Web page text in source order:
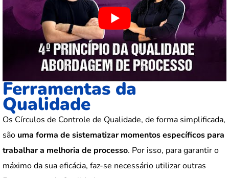
Ferramentas da
Qualidade
Os Círculos de Controle de Qualidade, de forma simplificada,
são uma forma de sistematizar momentos específicos para
trabalhar a melhoria de processo. Por isso, para garantir o
máximo da sua eficácia, faz-se necessário utilizar outras